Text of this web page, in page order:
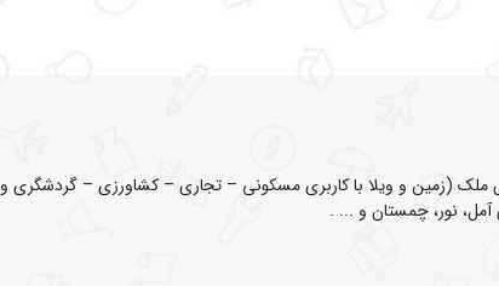
(زمین و ویلا با کاربری مسکونی – تجاری – کشاورزی – گردشگری و
نور، چمستان و ... .